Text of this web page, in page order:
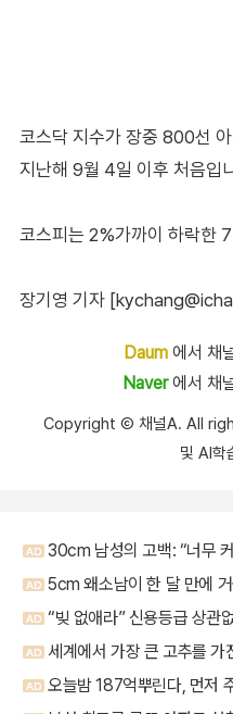
코스닥 지수가 장중 800선
지난해 9월 4일 이후 처음입
코스피는 2%가까이 하락한
장기영 기자
Daum에서 채
Naver에서 채
Copyright Ⓒ 채널A. All
및 AI학